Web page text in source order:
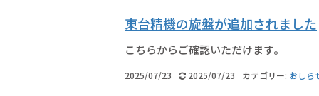
東台精機の旋盤が追加されました
こちらからご確認いただけます。
2025/07/23 2025/07/23 カテゴリー: おしら